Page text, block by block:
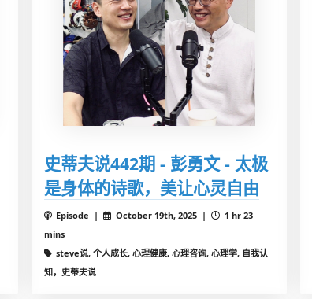
史蒂夫说442期 - 彭勇文 - 太极
是身体的诗歌，美让心灵自由
Episode | October 19th, 2025 |
1 hr 23
mins
steve说, 个人成长, 心理健康, 心理咨询, 心理学, 自我认
知，史蒂夫说